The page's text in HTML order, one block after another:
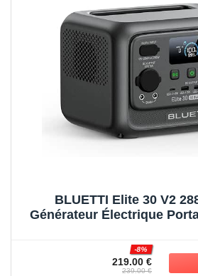
BLUETTI Elite 30 V2
Générateur Électrique
70 min, Solaire/CAC/
Pannes et
219.00 €
-8%
239.00 €